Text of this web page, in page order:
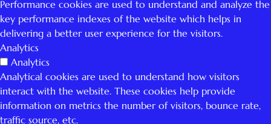
Performance cookies are used to understand and analyze the
key performance indexes of the website which helps in
delivering a better user experience for the visitors.
Analytics
Analytics
Analytical cookies are used to understand how visitors
interact with the website. These cookies help provide
information on metrics the number of visitors, bounce rate,
traffic source, etc.